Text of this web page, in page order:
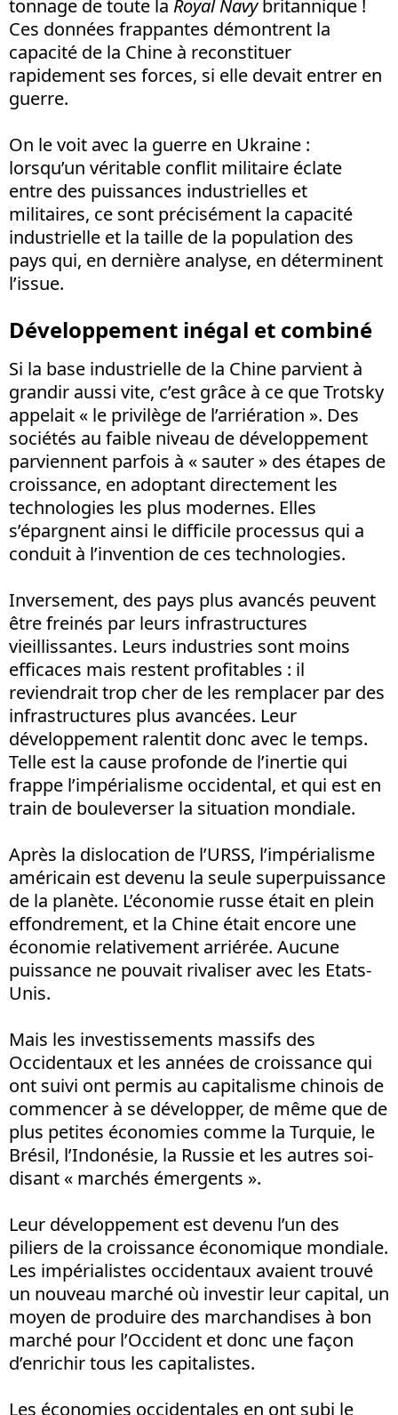
tonnage de toute la Royal Navybritannique !
Ces données frappantes démontrent la
capacité de la Chine à reconstituer
rapidement ses forces, si elle devait entrer en
guerre.
On le voit avec la guerre en Ukraine :
lorsqu’un véritable conflit militaire éclate
entre des puissances industrielles et
militaires, ce sont précisément la capacité
industrielle et la taille de la population des
pays qui, en dernière analyse, en déterminent
l’issue.
Développement inégal et combiné
Si la base industrielle de la Chine parvient à
grandir aussi vite, c’est grâce à ce que Trotsky
appelait « le privilège de l’arriération ». Des
sociétés au faible niveau de développement
parviennent parfois à « sauter » des étapes de
croissance, en adoptant directement les
technologies les plus modernes. Elles
s’épargnent ainsi le difficile processus qui a
conduit à l’invention de ces technologies.
Inversement, des pays plus avancés peuvent
être freinés par leurs infrastructures
vieillissantes. Leurs industries sont moins
efficaces mais restent profitables : il
reviendrait trop cher de les remplacer par des
infrastructures plus avancées. Leur
développement ralentit donc avec le temps.
Telle est la cause profonde de l’inertie qui
frappe l’impérialisme occidental, et qui est en
train de bouleverser la situation mondiale.
Après la dislocation de l’URSS, l’impérialisme
américain est devenu la seule superpuissance
de la planète. L’économie russe était en plein
effondrement, et la Chine était encore une
économie relativement arriérée. Aucune
puissance ne pouvait rivaliser avec les Etats-
Unis.
Mais les investissements massifs des
Occidentaux et les années de croissance qui
ont suivi ont permis au capitalisme chinois de
commencer à se développer, de même que de
plus petites économies comme la Turquie, le
Brésil, l’Indonésie, la Russie et les autres soi-
disant « marchés émergents ».
Leur développement est devenu l’un des
piliers de la croissance économique mondiale.
Les impérialistes occidentaux avaient trouvé
un nouveau marché où investir leur capital, un
moyen de produire des marchandises à bon
marché pour l’Occident et donc une façon
d’enrichir tous les capitalistes.
Les économies occidentales en ont subi le